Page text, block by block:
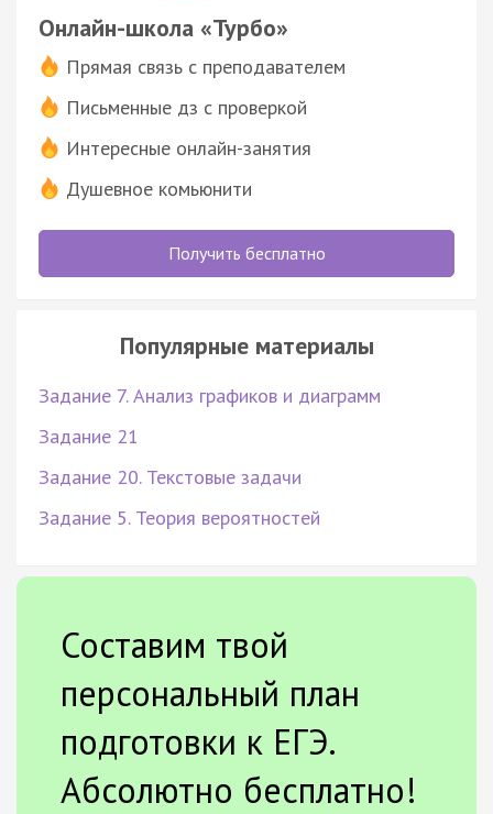
Онлайн-школа «Турбо»
Прямая связь с преподавателем
Письменные дз с проверкой
Интересные онлайн-занятия
Душевное комьюнити
Получить бесплатно
Популярные материалы
Задание 7. Анализ графиков и диаграмм
Задание 21
Задание 20. Текстовые задачи
Задание 5. Теория вероятностей
Составим твой
персональный план
подготовки к ЕГЭ.
Абсолютно бесплатно!